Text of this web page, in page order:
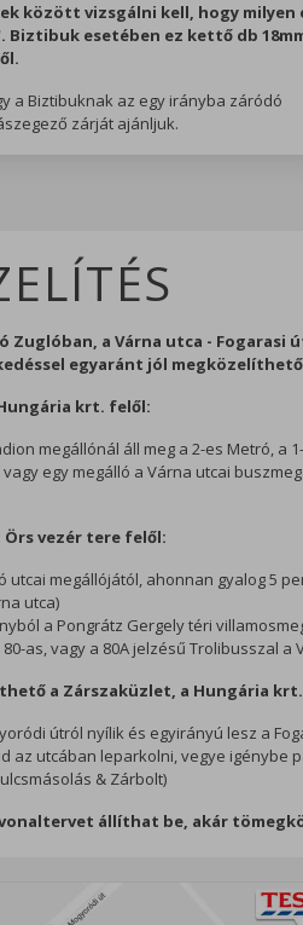
között vizsgálni kell, hogy milyen
esetében ez kettő db
a Biztibuknak az egy irányba záródó
zárját ajánljuk.
Zuglóban, a Várna utca - Fogarasi
egyaránt jól
krt. felől:
megállónál áll meg a 2-es Metró, a
egy megálló a Várna utcai
vezér tere felől:
utcai megállójától, ahonnan gyalog 5
utca)
a Pongrátz Gergely téri
as, vagy a 80A jelzésű Trolibusszal a
a Zárszaküzlet, a Hungária
útról nyílik és egyirányú lesz a
az utcában leparkolni, vegye igénybe
& Zárbolt)
állíthat be, akár